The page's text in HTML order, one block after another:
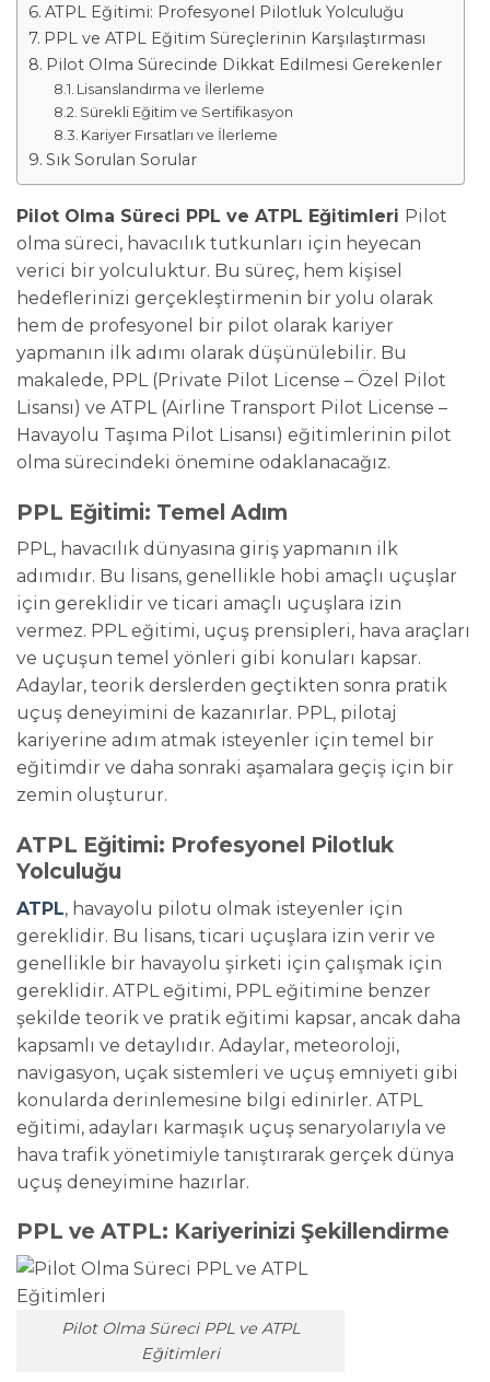
ATPL Eğitimi: Profesyonel Pilotluk Yolculuğu
PPL ve ATPL Eğitim Süreçlerinin Karşılaştırması
Pilot Olma Sürecinde Dikkat Edilmesi Gerekenler
Lisanslandırma ve İlerleme
Sürekli Eğitim ve Sertifikasyon
Kariyer Fırsatları ve İlerleme
Sık Sorulan Sorular
Pilot Olma Süreci PPL ve ATPL Eğitimleri Pilot
olma süreci, havacılık tutkunları için heyecan
verici bir yolculuktur. Bu süreç, hem kişisel
hedeflerinizi gerçekleştirmenin bir yolu olarak
hem de profesyonel bir pilot olarak kariyer
yapmanın ilk adımı olarak düşünülebilir. Bu
makalede, PPL (Private Pilot License – Özel Pilot
Lisansı) ve ATPL (Airline Transport Pilot License –
Havayolu Taşıma Pilot Lisansı) eğitimlerinin pilot
olma sürecindeki önemine odaklanacağız.
PPL Eğitimi: Temel Adım
PPL, havacılık dünyasına giriş yapmanın ilk
adımıdır. Bu lisans, genellikle hobi amaçlı uçuşlar
için gereklidir ve ticari amaçlı uçuşlara izin
vermez. PPL eğitimi, uçuş prensipleri, hava araçları
ve uçuşun temel yönleri gibi konuları kapsar.
Adaylar, teorik derslerden geçtikten sonra pratik
uçuş deneyimini de kazanırlar. PPL, pilotaj
kariyerine adım atmak isteyenler için temel bir
eğitimdir ve daha sonraki aşamalara geçiş için bir
zemin oluşturur.
ATPL Eğitimi: Profesyonel Pilotluk
Yolculuğu
ATPL, havayolu pilotu olmak isteyenler için
gereklidir. Bu lisans, ticari uçuşlara izin verir ve
genellikle bir havayolu şirketi için çalışmak için
gereklidir. ATPL eğitimi, PPL eğitimine benzer
şekilde teorik ve pratik eğitimi kapsar, ancak daha
kapsamlı ve detaylıdır. Adaylar, meteoroloji,
navigasyon, uçak sistemleri ve uçuş emniyeti gibi
konularda derinlemesine bilgi edinirler. ATPL
eğitimi, adayları karmaşık uçuş senaryolarıyla ve
hava trafik yönetimiyle tanıştırarak gerçek dünya
uçuş deneyimine hazırlar.
PPL ve ATPL: Kariyerinizi Şekillendirme
Pilot Olma Süreci PPL ve ATPL
Eğitimleri